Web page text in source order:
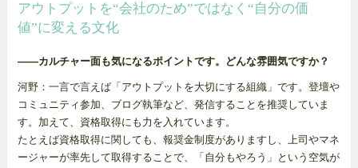
アウトプットを“会社のため”ではなく“自分の価
値”に変える文化
――カルチャー面も気になるポイントです。どんな雰囲気ですか？
河野：一言で言えば「アウトプットを大切にする組織」です。登壇や
コミュニティ参加、ブログ執筆など、発信することを推奨していま
す。加えて、資格取得にも力を入れています。
たとえば資格取得に関しても、報奨金制度がありますし、上司やマネ
ージャーが率先して取得することで、「自分もやろう」という空気が